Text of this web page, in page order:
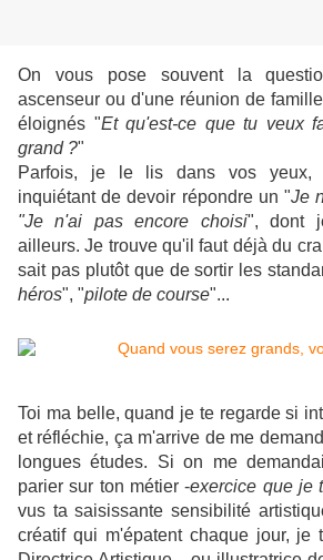
On vous pose souvent la
ascenseur ou d'une réunion de
éloignés "Et qu'est-ce que tu veux
grand ?"
Parfois, je le lis dans vos yeux,
inquiétant de devoir répondre un "Je
"Je n'ai pas encore choisi", dont
ailleurs. Je trouve qu'il faut déjà du
sait pas plutôt que de sortir les
héros", "pilote de course"...
Toi ma belle, quand je te regarde si
et réfléchie, ça m'arrive de me
longues études. Si on me
parier sur ton métier -exercice que je
vus ta saisissante sensibilité
créatif qui m'épatent chaque jour, je